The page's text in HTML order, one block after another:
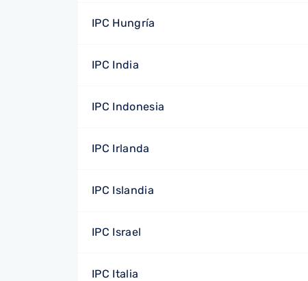
IPC Hungría
IPC India
IPC Indonesia
IPC Irlanda
IPC Islandia
IPC Israel
IPC Italia